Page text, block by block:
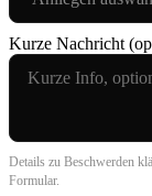
Kurze Nachricht
Details zu Beschwerden
Formular.